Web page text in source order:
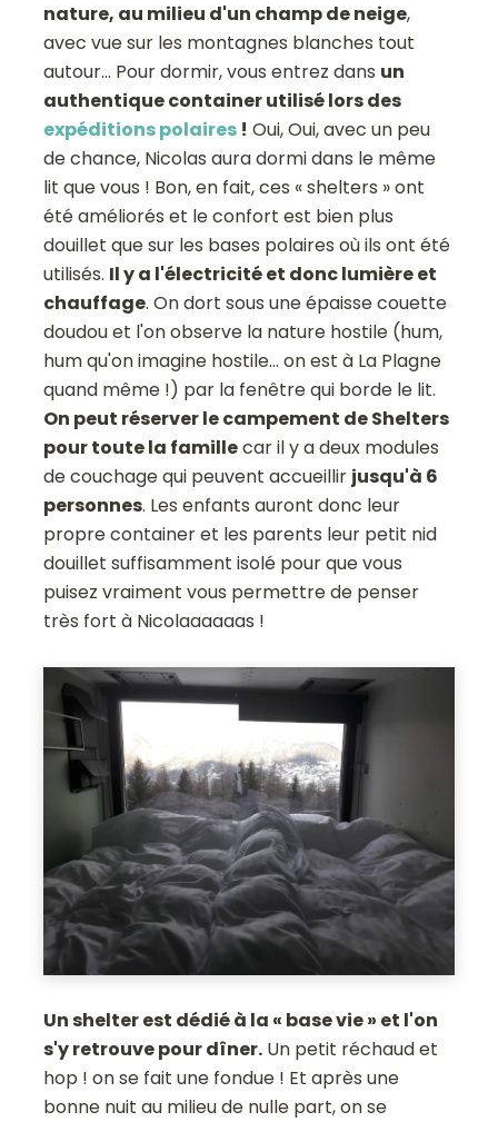
nature, au milieu d'un champ de neige,
avec vue sur les montagnes blanches tout
autour... Pour dormir, vous entrez dans un
authentique container utilisé lors des
expéditions polaires ! Oui, Oui, avec un peu
de chance, Nicolas aura dormi dans le même
lit que vous ! Bon, en fait, ces « shelters » ont
été améliorés et le confort est bien plus
douillet que sur les bases polaires où ils ont été
utilisés. Il y a l'électricité et donc lumière et
chauffage. On dort sous une épaisse couette
doudou et l'on observe la nature hostile (hum,
hum qu'on imagine hostile... on est à La Plagne
quand même !) par la fenêtre qui borde le lit.
On peut réserver le campement de Shelters
pour toute la famillecar il y a deux modules
de couchage qui peuvent accueillir jusqu'à 6
personnes. Les enfants auront donc leur
propre container et les parents leur petit nid
douillet suffisamment isolé pour que vous
puisez vraiment vous permettre de penser
très fort à Nicolaaaaaas !
Un shelter est dédié à la « base vie » et l'on
s'y retrouve pour dîner. Un petit réchaud et
hop ! on se fait une fondue ! Et après une
bonne nuit au milieu de nulle part, on se